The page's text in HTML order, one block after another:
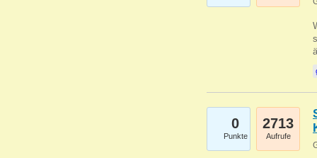
0
Punkte
2713
Aufrufe